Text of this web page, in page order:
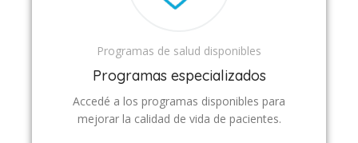
Programas de salud disponibles
Programas especializados
Accedé a los programas disponibles para
mejorar la calidad de vida de pacientes.